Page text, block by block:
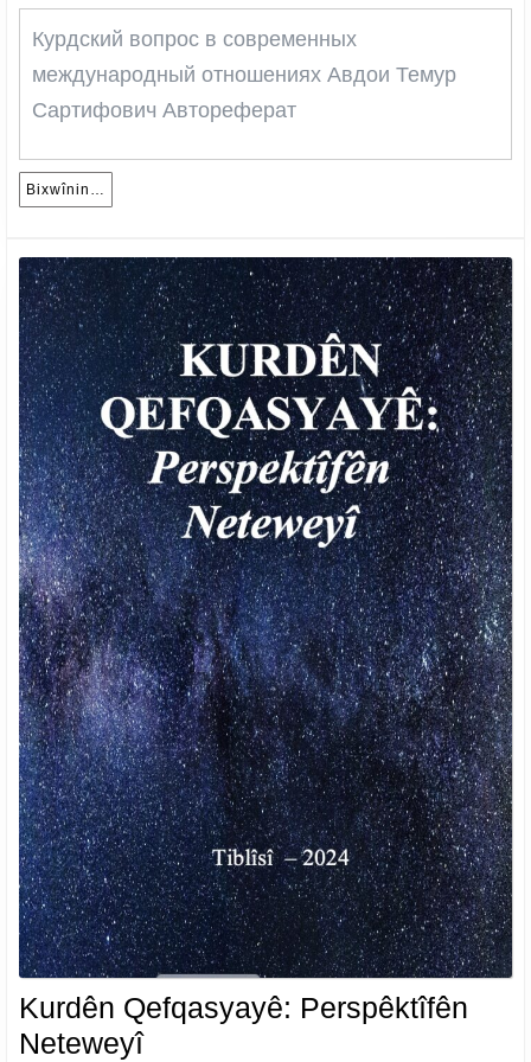
вопрос
Темур
Курдский вопрос в современных
международный отношениях Авдои Темур
Сартифович Автореферат
Bixwînin…
Kurdên Qefqasyayê: Perspêktîfên
NeteweyîKurdên